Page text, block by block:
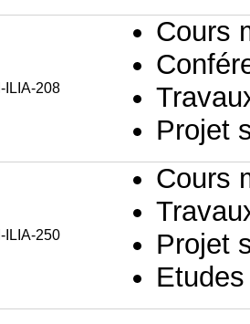
I-ILIA-208
Cours
Projet
I-ILIA-250
Cours
Projet